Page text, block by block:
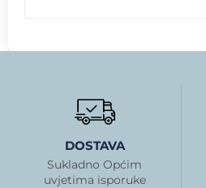
DOSTAVA
Sukladno Općim
uvjetima isporuke